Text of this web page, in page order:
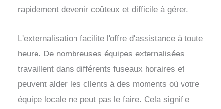
rapidement devenir coûteux et difficile à gérer.
L'externalisation facilite l'offre d'assistance à toute
heure. De nombreuses équipes externalisées
travaillent dans différents fuseaux horaires et
peuvent aider les clients à des moments où votre
équipe locale ne peut pas le faire. Cela signifie